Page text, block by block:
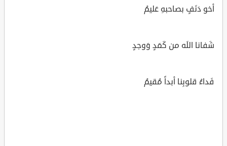
أخو دَنَفٍ بصاحبهِ عَليمُ
شَفانا اللَه من كَمَدٍ وَوجدٍ
فَداءُ قلوبِنا أبداً مُقيمُ